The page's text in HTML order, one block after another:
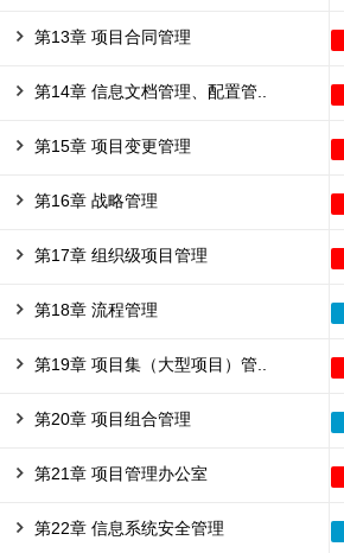
第13章 项目合同管理
第14章 信息文档管理、配置管..
第15章 项目变更管理
第16章 战略管理
第17章 组织级项目管理
第18章 流程管理
第19章 项目集（大型项目）管..
第20章 项目组合管理
第21章 项目管理办公室
第22章 信息系统安全管理